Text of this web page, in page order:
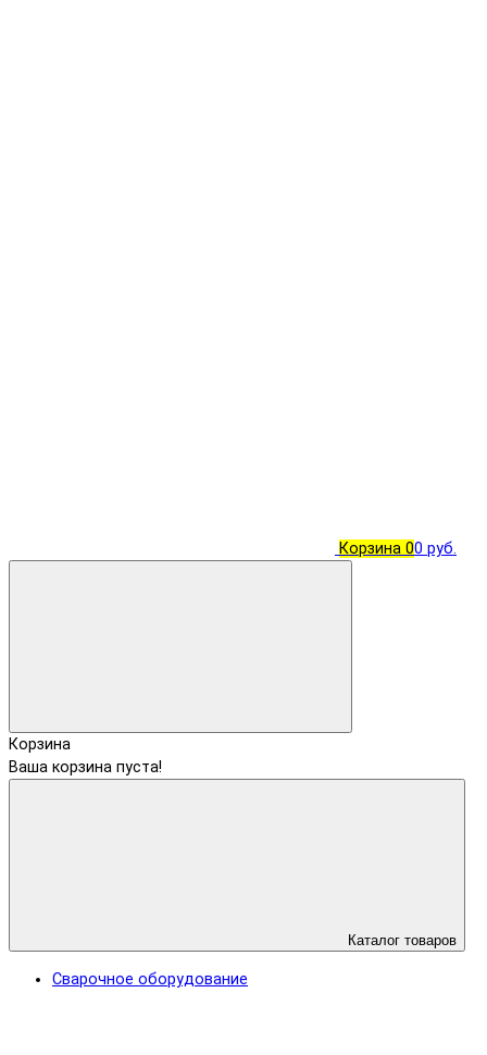
Корзина 00 руб.
Корзина
Ваша корзина пуста!
Каталог товаров
Сварочное оборудование